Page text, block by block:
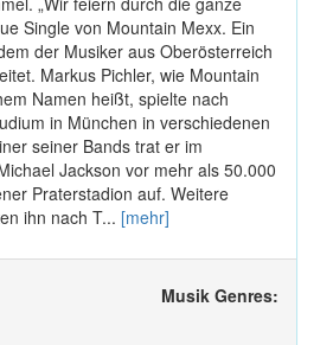
Single von Mountain Mexx. Ein
der Musiker aus Oberösterreich
Markus Pichler, wie Mountain
Namen heißt, spielte nach
in München in verschiedenen
seiner Bands trat er im
Jackson vor mehr als 50.000
Praterstadion auf. Weitere
ihn nach T... [mehr]
Musik Genres: